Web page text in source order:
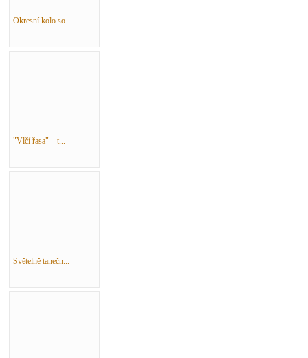
Okresní kolo so...
"Vlčí řasa" – t...
Světelně tanečn...